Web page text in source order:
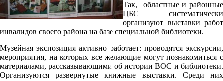
Так, областные и районные
ЦБС систематически
организуют выставки работ
инвалидов своего района на базе специальной библиотеки.
Музейная экспозиция активно работает: проводятся экскурсии,
мероприятия, на которых все желающие могут познакомиться с
материалами, рассказывающими об истории ВОС и библиотеки.
Организуются развернутые книжные выставки. Среди них